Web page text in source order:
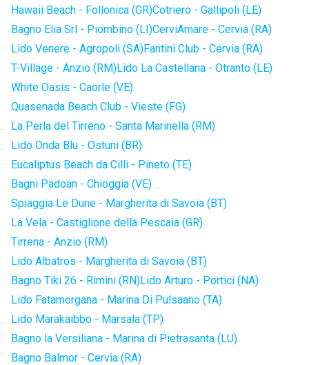
Hawaii Beach - Follonica (GR)Cotriero - Gallipoli (LE)
Bagno Elia Srl - Piombino (LI)CerviAmare - Cervia (RA)
Lido Venere - Agropoli (SA)Fantini Club - Cervia (RA)
T-Village - Anzio (RM)Lido La Castellana - Otranto (LE)
White Oasis - Caorle (VE)
Quasenada Beach Club - Vieste (FG)
La Perla del Tirreno - Santa Marinella (RM)
Lido Onda Blu - Ostuni (BR)
Eucaliptus Beach da Cilli - Pineto (TE)
Bagni Padoan - Chioggia (VE)
Spiaggia Le Dune - Margherita di Savoia (BT)
La Vela - Castiglione della Pescaia (GR)
Tirrena - Anzio (RM)
Lido Albatros - Margherita di Savoia (BT)
Bagno Tiki 26 - Rimini (RN)Lido Arturo - Portici (NA)
Lido Fatamorgana - Marina Di Pulsaano (TA)
Lido Marakaibbo - Marsala (TP)
Bagno la Versiliana - Marina di Pietrasanta (LU)
Bagno Balmor - Cervia (RA)